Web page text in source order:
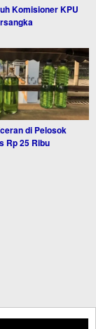
Komisioner KPU
di Pelosok
Rp 25 Ribu